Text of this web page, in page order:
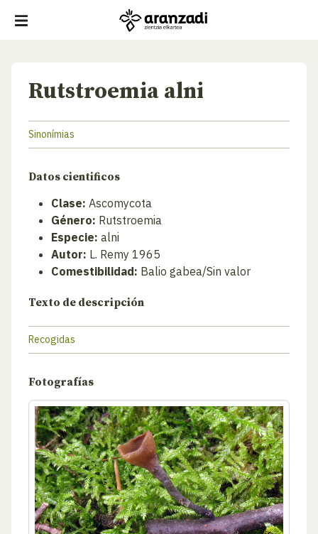
Rutstroemia alni
Sinonímias
Datos cientificos
Clase: Ascomycota
Género: Rutstroemia
Especie: alni
Autor: L. Remy 1965
Comestibilidad: Balio gabea/Sin valor
Texto de descripción
Recogidas
Fotografías